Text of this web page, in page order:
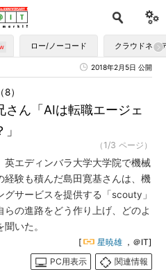
ロー/ノーコード クラウドネイ
2018年2月5日 公開
ん「AIは転職エージェ
）
（1/3 ページ）
英エディンバラ大学大学院で機械
験も積んだ島田寛基さんは、機
サービスを提供する「scouty」
の進路をどう作り上げ、どのよ
いた。
[ 星暁雄 ，＠IT]
PC用表示
関連情報